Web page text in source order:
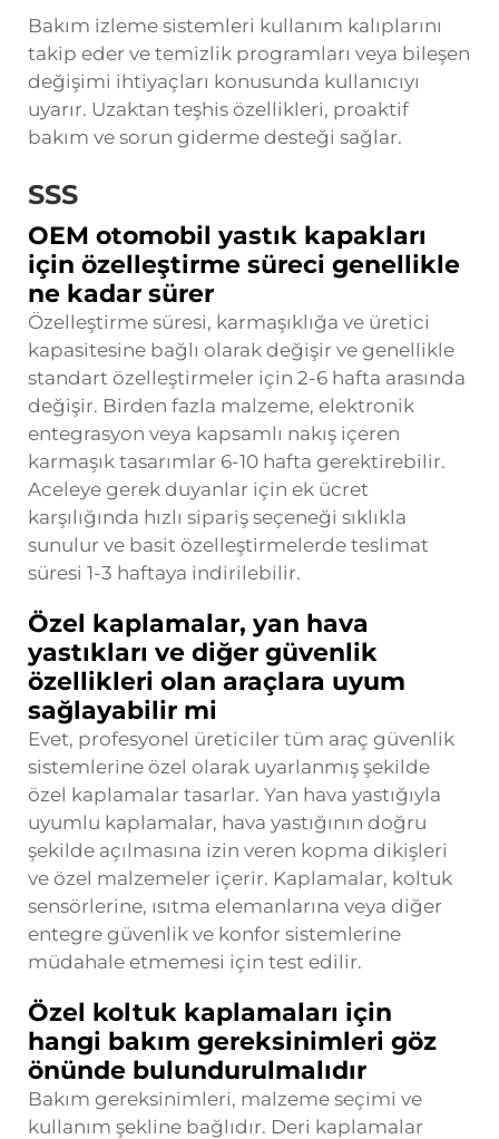
Bakım izleme sistemleri kullanım kalıplarını
takip eder ve temizlik programları veya bileşen
değişimi ihtiyaçları konusunda kullanıcıyı
uyarır. Uzaktan teşhis özellikleri, proaktif
bakım ve sorun giderme desteği sağlar.
SSS
OEM otomobil yastık kapakları
için özelleştirme süreci genellikle
ne kadar sürer
Özelleştirme süresi, karmaşıklığa ve üretici
kapasitesine bağlı olarak değişir ve genellikle
standart özelleştirmeler için 2-6 hafta arasında
değişir. Birden fazla malzeme, elektronik
entegrasyon veya kapsamlı nakış içeren
karmaşık tasarımlar 6-10 hafta gerektirebilir.
Aceleye gerek duyanlar için ek ücret
karşılığında hızlı sipariş seçeneği sıklıkla
sunulur ve basit özelleştirmelerde teslimat
süresi 1-3 haftaya indirilebilir.
Özel kaplamalar, yan hava
yastıkları ve diğer güvenlik
özellikleri olan araçlara uyum
sağlayabilir mi
Evet, profesyonel üreticiler tüm araç güvenlik
sistemlerine özel olarak uyarlanmış şekilde
özel kaplamalar tasarlar. Yan hava yastığıyla
uyumlu kaplamalar, hava yastığının doğru
şekilde açılmasına izin veren kopma dikişleri
ve özel malzemeler içerir. Kaplamalar, koltuk
sensörlerine, ısıtma elemanlarına veya diğer
entegre güvenlik ve konfor sistemlerine
müdahale etmemesi için test edilir.
Özel koltuk kaplamaları için
hangi bakım gereksinimleri göz
önünde bulundurulmalıdır
Bakım gereksinimleri, malzeme seçimi ve
kullanım şekline bağlıdır. Deri kaplamalar